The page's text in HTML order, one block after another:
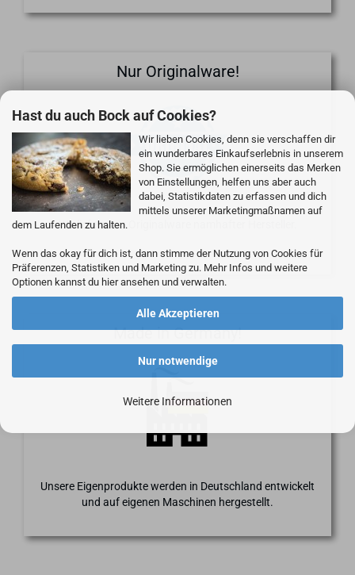
Hast du auch Bock auf Cookies?
Wir lieben Cookies, denn sie verschaffen dir
ein wunderbares Einkaufserlebnis in unserem
Shop. Sie ermöglichen einerseits das Merken
von Einstellungen, helfen uns aber auch
dabei, Statistikdaten zu erfassen und dich
mittels unserer Marketingmaßnamen auf
dem Laufenden zu halten.
Wenn das okay für dich ist, dann stimme der Nutzung von Cookies für
Präferenzen, Statistiken und Marketing zu. Mehr Infos und weitere
Optionen kannst du hier ansehen und verwalten.
Alle Akzeptieren
Nur notwendige
Weitere Informationen
Nur Originalware!
Wir liefern nur Originalware namhafter Hersteller.
Made in Germany!
Unsere Eigenprodukte werden in Deutschland entwickelt
und auf eigenen Maschinen hergestellt.